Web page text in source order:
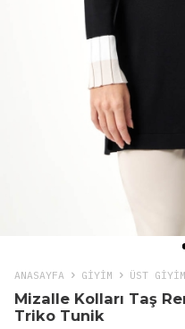
ANASAYFA GIYIM ÜST GİYİM
Mizalle Kolları Taş
Triko Tunik